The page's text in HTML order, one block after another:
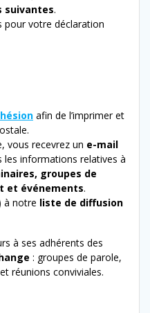
suivantes.
pour votre déclaration
afin de l’imprimer et
vous recevrez un e-mail
les informations relatives à
groupes de
et événements.
à notre liste de diffusion
à ses adhérents des
: groupes de parole,
réunions conviviales.